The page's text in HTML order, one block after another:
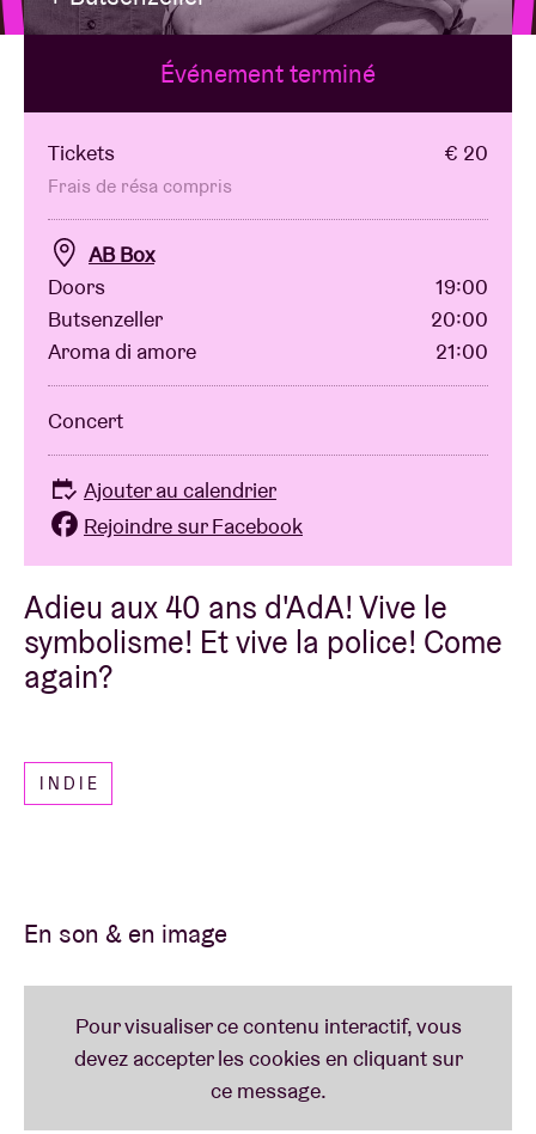
Location de salles
BRDCST
ABtv
Chèque-concert
À propos de l'AB
Contact
Adieu aux 40 ans d'AdA! Vive le
symbolisme! Et vive la police! Come
again?
INDIE
En son & en image
Événement terminé
Tickets € 20
Frais de résa compris
AB Box
Doors
19:00
Butsenzeller
20:00
Aroma di amore
21:00
Concert
Ajouter au calendrier
Rejoindre sur Facebook